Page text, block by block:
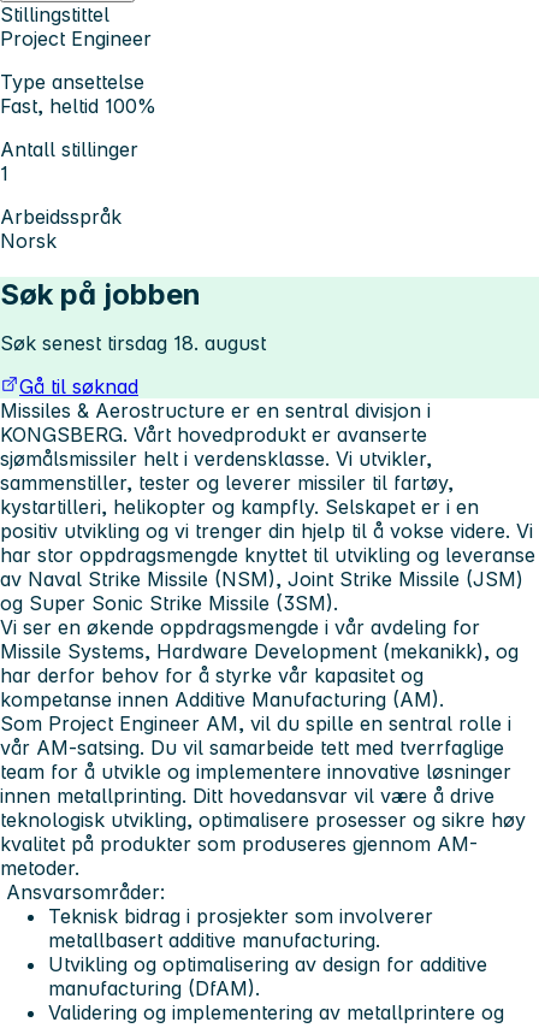
Stillingstittel
Project Engineer
Type ansettelse
Fast, heltid 100%
Antall stillinger
1
Arbeidsspråk
Norsk
Søk på jobben
Søk senest tirsdag 18. august
Gå til søknad
Missiles & Aerostructure er en sentral divisjon i
KONGSBERG. Vårt hovedprodukt er avanserte
sjømålsmissiler helt i verdensklasse. Vi utvikler,
sammenstiller, tester og leverer missiler til fartøy,
kystartilleri, helikopter og kampfly. Selskapet er i en
positiv utvikling og vi trenger din hjelp til å vokse videre. Vi
har stor oppdragsmengde knyttet til utvikling og leveranse
av Naval Strike Missile (NSM), Joint Strike Missile (JSM)
og Super Sonic Strike Missile (3SM).
Vi ser en økende oppdragsmengde i vår avdeling for
Missile Systems, Hardware Development (mekanikk), og
har derfor behov for å styrke vår kapasitet og
kompetanse innen Additive Manufacturing (AM).
Som Project Engineer AM, vil du spille en sentral rolle i
vår AM-satsing. Du vil samarbeide tett med tverrfaglige
team for å utvikle og implementere innovative løsninger
innen metallprinting. Ditt hovedansvar vil være å drive
teknologisk utvikling, optimalisere prosesser og sikre høy
kvalitet på produkter som produseres gjennom AM-
metoder.
Ansvarsområder:
Teknisk bidrag i prosjekter som involverer
metallbasert additive manufacturing.
Utvikling og optimalisering av design for additive
manufacturing (DfAM).
Validering og implementering av metallprintere og